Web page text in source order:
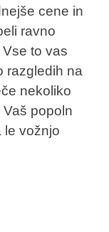
cene in
ravno
to vas
razgledih na
nekoliko
popoln
le vožnjo